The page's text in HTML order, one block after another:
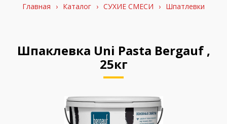
Главная › Каталог › СУХИЕ СМЕСИ › Шпатлевки
Шпаклевка Uni Pasta Bergauf ,
25кг